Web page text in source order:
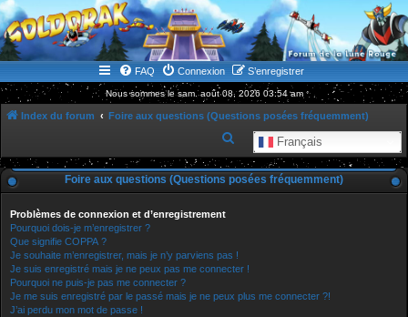
WWW.GOLDORAKGO.COM
le site de la Lune Rouge
FAQ Connexion S’enregistrer
Nous sommes le sam. août 08, 2026 03:54 am
Index du forum Foire aux questions (Questions posées fréquemment)
Français
e
c
c
Foire aux questions (Questions posées fréquemment)
Problèmes de connexion et d’enregistrement
Pourquoi dois-je m’enregistrer ?
Que signifie COPPA ?
Je souhaite m’enregistrer, mais je n’y parviens pas !
Je suis enregistré mais je ne peux pas me connecter !
Pourquoi ne puis-je pas me connecter ?
Je me suis enregistré par le passé mais je ne peux plus me connecter ?!
J’ai perdu mon mot de passe !